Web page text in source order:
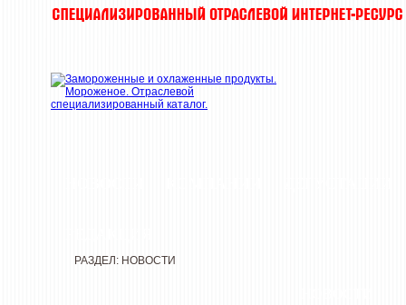
РАЗДЕЛ: НОВОСТИ